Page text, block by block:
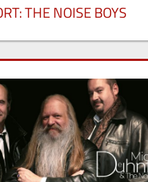
THE NOISE BOYS